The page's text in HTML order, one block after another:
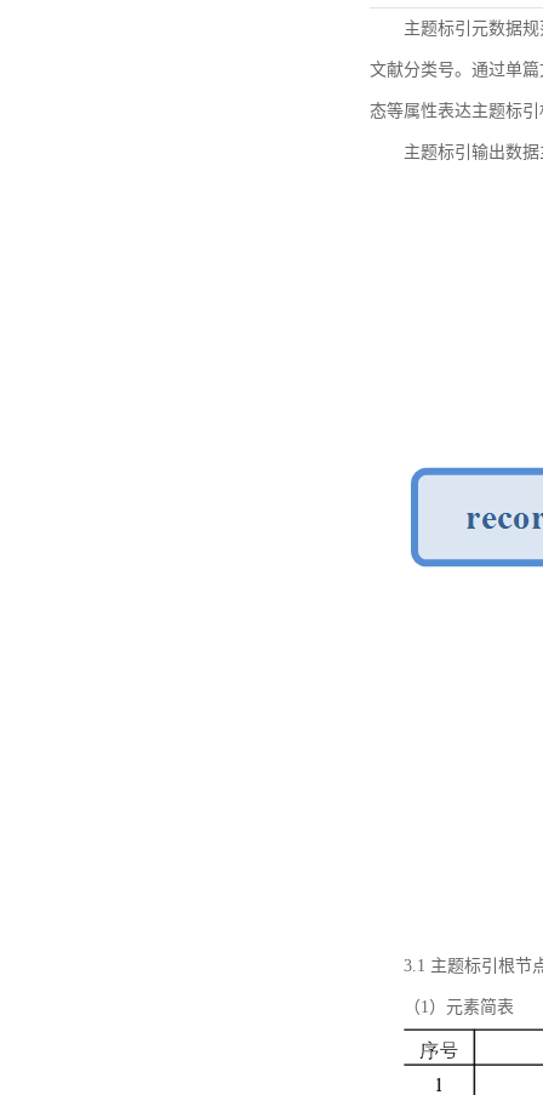
主题标引元数据
文献分类号。通过单
态等属性表达主题标
主题标引输出数
3.1 主题标引根节
（1）元素简表